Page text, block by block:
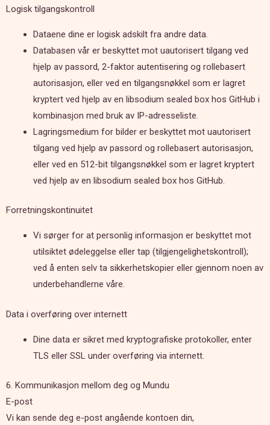
Logisk tilgangskontroll
Dataene dine er logisk adskilt fra andre data.
Databasen vår er beskyttet mot uautorisert tilgang ved
hjelp av passord, 2-faktor autentisering og rollebasert
autorisasjon, eller ved en tilgangsnøkkel som er lagret
kryptert ved hjelp av en libsodium sealed box hos GitHub i
kombinasjon med bruk av IP-adresseliste.
Lagringsmedium for bilder er beskyttet mot uautorisert
tilgang ved hjelp av passord og rollebasert autorisasjon,
eller ved en 512-bit tilgangsnøkkel som er lagret kryptert
ved hjelp av en libsodium sealed box hos GitHub.
Forretningskontinuitet
Vi sørger for at personlig informasjon er beskyttet mot
utilsiktet ødeleggelse eller tap (tilgjengelighetskontroll);
ved å enten selv ta sikkerhetskopier eller gjennom noen av
underbehandlerne våre.
Data i overføring over internett
Dine data er sikret med kryptografiske protokoller, enter
TLS eller SSL under overføring via internett.
6. Kommunikasjon mellom deg og Mundu
E-post
Vi kan sende deg e-post angående kontoen din,